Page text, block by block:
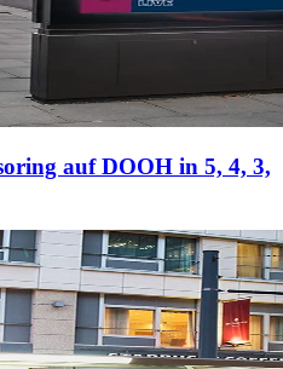
auf DOOH in 5, 4, 3,